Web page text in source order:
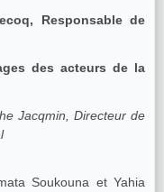
Responsable de
des acteurs de la
Jacqmin, Directeur de
Soukouna et Yahia